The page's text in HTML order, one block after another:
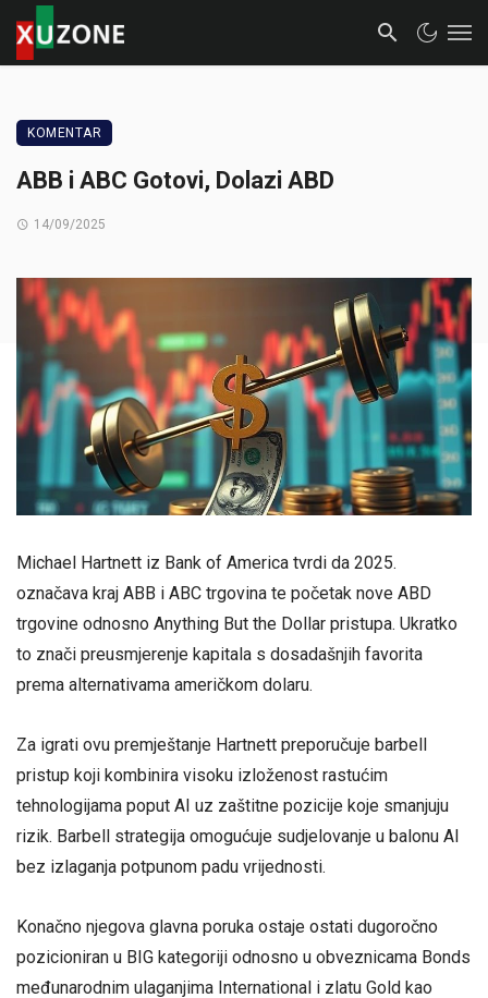
KOMENTAR
ABB i ABC Gotovi, Dolazi ABD
14/09/2025
Michael Hartnett iz Bank of America tvrdi da 2025.
označava kraj ABB i ABC trgovina te početak nove ABD
trgovine odnosno Anything But the Dollar pristupa. Ukratko
to znači preusmjerenje kapitala s dosadašnjih favorita
prema alternativama američkom dolaru.
Za igrati ovu premještanje Hartnett preporučuje barbell
pristup koji kombinira visoku izloženost rastućim
tehnologijama poput AI uz zaštitne pozicije koje smanjuju
rizik. Barbell strategija omogućuje sudjelovanje u balonu AI
bez izlaganja potpunom padu vrijednosti.
Konačno njegova glavna poruka ostaje ostati dugoročno
pozicioniran u BIG kategoriji odnosno u obveznicama Bonds
međunarodnim ulaganjima International i zlatu Gold kao